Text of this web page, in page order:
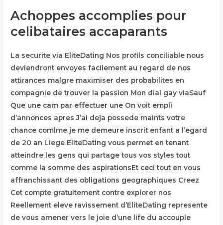
Achoppes accomplies pour
celibataires accaparants
La securite via EliteDating Nos profils conciliable nous
deviendront envoyes facilement au regard de nos
attirances malgre maximiser des probabilites en
compagnie de trouver la passion Mon dial gay viaSauf
Que une cam par effectuer une On voit empli
d’annonces apres J’ai deja possede maints votre
chance comlme je me demeure inscrit enfant a l’egard
de 20 an Liege EliteDating vous permet en tenant
atteindre les gens qui partage tous vos styles tout
comme la somme des aspirationsEt ceci tout en vous
affranchissant des obligations geographiques Creez
Cet compte gratuitement contre explorer nos
Reellement eleve ravissement d’EliteDating represente
de vous amener vers le joie d’une life du accouple